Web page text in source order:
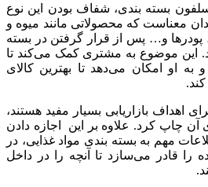
بسته بندی، شفاف بودن این نوع
معناست که محصولاتی مانند میوه و
و… پس از قرار گرفتن در بسته
این موضوع به مشتری کمک می‌کند تا
او امکان می‌دهد تا بهترین کالای
اهداف بازاریابی بسیار مفید هستند،
آن چاپ کرد. علاوه بر این اجازه دادن
مهم به بسته بندی مواد غذایی، در
را قادر می‌سازد تا آنچه را در داخل